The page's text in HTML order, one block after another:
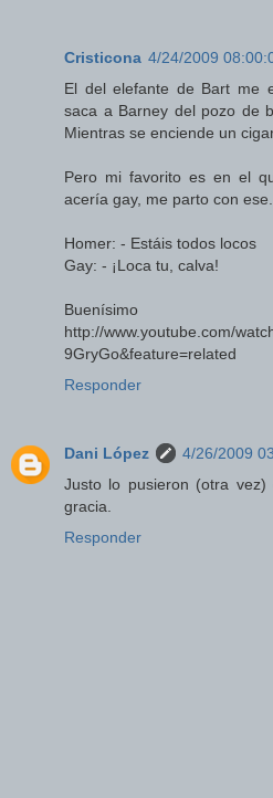
Cristicona 4/24/2009
El del elefante de Bart me
saca a Barney del pozo de
Mientras se enciende un
Pero mi favorito es en el
acería gay, me parto con ese.
Homer: - Estáis todos locos
Gay: - ¡Loca tu, calva!
Buenísimo
http://www.youtube.com/
9GryGo&feature=related
Responder
Dani López
4/26/2009
Justo lo pusieron (otra
gracia.
Responder